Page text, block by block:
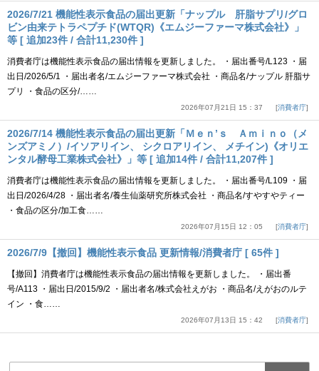
2026/7/21 機能性表示食品の届出更新「ナップル 肝脂サプリ/グロ
ビン由来テトラペプチド(WTQR)《エムジーファーマ株式会社》」
等 [ 追加23件 / 合計11,230件 ]
消費者庁は機能性表示食品の届出情報を更新しました。 ・届出番号/L123 ・届
出日/2026/5/1 ・届出者名/エムジーファーマ株式会社 ・商品名/ナップル 肝脂サ
プリ ・食品の区分/……
2026年07月21日 15：37 消費者庁
2026/7/14 機能性表示食品の届出更新「Ｍｅｎ’ｓ Ａｍｉｎｏ（メ
ンズアミノ）/イソアリイン、 シクロアリイン、 メチイン)《オリエ
ンタル酵母工業株式会社》」等 [ 追加14件 / 合計11,207件 ]
消費者庁は機能性表示食品の届出情報を更新しました。 ・届出番号/L109 ・届
出日/2026/4/28 ・届出者名/養生仙薬研究所株式会社 ・商品名/すやすやティー
・食品の区分/加工食……
2026年07月15日 12：05 消費者庁
2026/7/9【撤回】機能性表示食品 更新情報/消費者庁 [ 65件 ]
【撤回】消費者庁は機能性表示食品の届出情報を更新しました。 ・届出番
号/A113 ・届出日/2015/9/2 ・届出者名/株式会社えがお ・商品名/えがおのルテ
イン ・食……
2026年07月13日 15：42 消費者庁